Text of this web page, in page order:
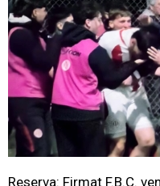
Reserva: Firmat F.B.C.